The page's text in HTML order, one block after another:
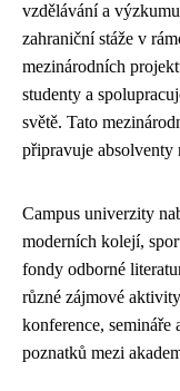
vzdělávání a
zahraniční stáže v
mezinárodních
studenty a
světě. Tato
připravuje absolventy
Campus univerzity
moderních kolejí,
fondy odborné
různé zájmové
konference,
poznatků mezi